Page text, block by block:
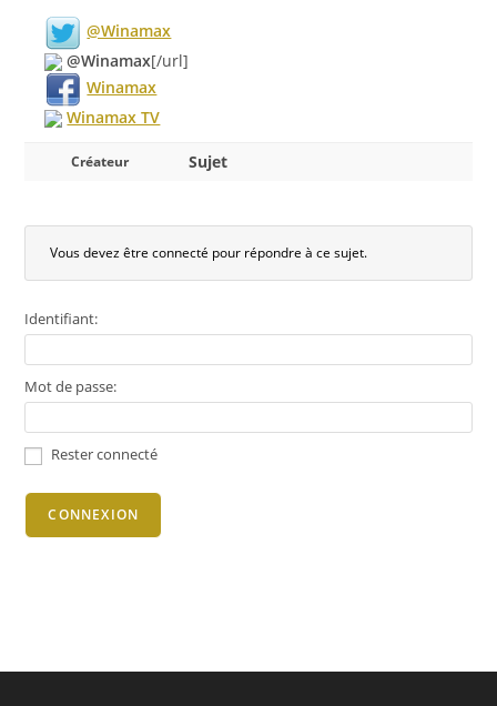
@Winamax
@Winamax[/url]
Winamax
Winamax TV
Créateur Sujet
Vous devez être connecté pour répondre à ce sujet.
Identifiant:
Mot de passe:
Rester connecté
CONNEXION